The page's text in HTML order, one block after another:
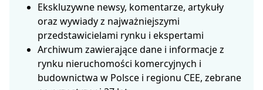
Ekskluzywne newsy, komentarze, artykuły
oraz wywiady z najważniejszymi
przedstawicielami rynku i ekspertami
Archiwum zawierające dane i informacje z
rynku nieruchomości komercyjnych i
budownictwa w Polsce i regionu CEE, zebrane